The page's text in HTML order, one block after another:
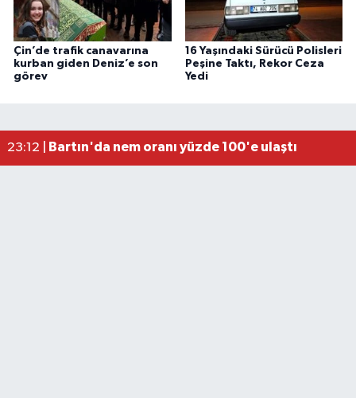
Çin’de trafik canavarına
kurban giden Deniz’e son
görev
16 Yaşındaki Sürücü Polisleri
Peşine Taktı, Rekor Ceza
Yedi
23:12 |
Bartın'da nem oranı yüzde 100'e ulaştı